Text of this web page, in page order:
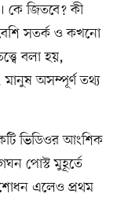
কে জিতবে? কী
সতর্ক ও কখনো
বলা হয়,
অসম্পূর্ণ তথ্য
ভিডিওর আংশিক
পোস্ট মুহূর্তে
এলেও প্রথম